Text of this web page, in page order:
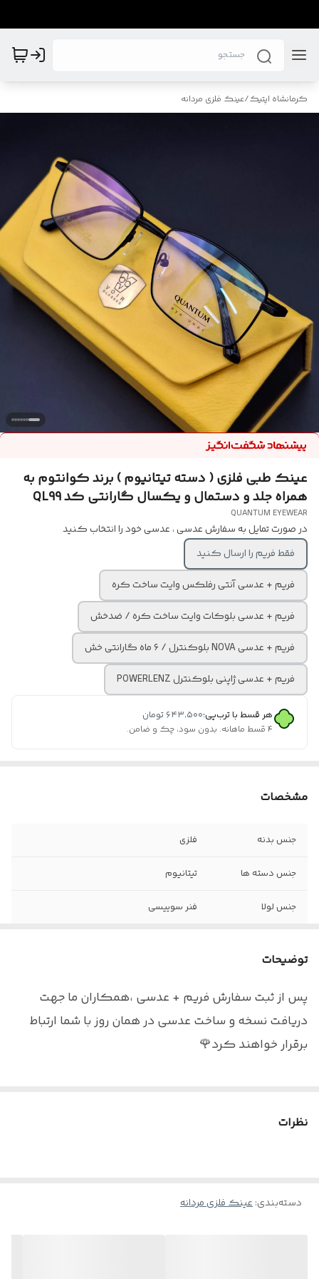
کرمانشاه اپتیک/عینک فلزی مردانه
عینک طبی فلزی ( دسته تیتانیوم ) برند کوانتوم به
همراه جلد و دستمال و یکسال گارانتی کد QL99
QUANTUM EYEWEAR
در صورت تمایل به سفارش عدسی ، عدسی خود را انتخاب کنید
فقط فریم را ارسال کنید
فریم + عدسی آنتی رفلکس وایت ساخت کره
فریم + عدسی بلوکات وایت ساخت کره / ضدخش
فریم + عدسی NOVA بلوکنترل / ۶ ماه گارانتی خش
فریم + عدسی ژاپنی بلوکنترل POWERLENZ
هر قسط با ترب‌پی:۶۴۳٬۵۰۰ تومان
۴ قسط ماهانه. بدون سود، چک و ضامن.
مشخصات
جنس بدنه فلزی
جنس دسته ها تیتانیوم
جنس لولا فنر سوییسی
ترتیب عکس از
اقلام جلد و دستمال به همراه اسپری
توضیحات
پس از ثبت سفارش فریم + عدسی ،همکاران ما جهت
دریافت نسخه و ساخت عدسی در همان روز با شما ارتباط
برقرار خواهند کرد🌹
نکته : درصورت تمایل به سفارش عینک به همراه عدسی
نظرات
دسته‌بندی:عینک فلزی مردانه